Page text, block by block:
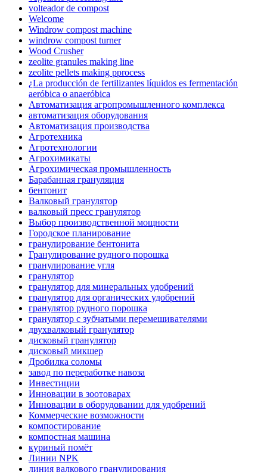
volteador de compost
Welcome
Windrow compost machine
windrow compost turner
Wood Crusher
zeolite granules making line
zeolite pellets making pprocess
¿La producción de fertilizantes líquidos es fermentación
aeróbica o anaeróbica
Автоматизация агропромышленного комплекса
автоматизация оборудования
Автоматизация производства
Агротехника
Агротехнологии
Агрохимикаты
Агрохимическая промышленность
Барабанная грануляция
бентонит
Валковый гранулятор
валковый пресс гранулятор
Выбор производственной мощности
Городское планирование
гранулирование бентонита
Гранулирование рудного порошка
гранулирование угля
гранулятор
гранулятор для минеральных удобрений
гранулятор для органических удобрений
гранулятор рудного порошка
гранулятор с зубчатыми перемешивателями
двухвалковый гранулятор
дисковый гранулятор
дисковый микшер
Дробилка соломы
завод по переработке навоза
Инвестиции
Инновации в зоотоварах
Инновации в оборудовании для удобрений
Коммерческие возможности
компостирование
компостная машина
куриный помёт
Линии NPK
линия валкового гранулирования